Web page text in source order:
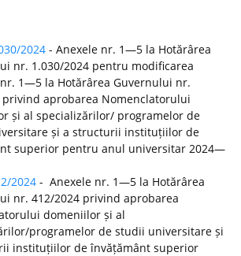
2024 - Anexele nr. 1—5 la Hotărârea
nr. 1.030/2024 pentru modificarea
1—5 la Hotărârea Guvernului nr.
privind aprobarea Nomenclatorului
și al specializărilor/ programelor de
și a structurii instituțiilor de
superior pentru anul universitar 2024—
2024 - Anexele nr. 1—5 la Hotărârea
nr. 412/2024 privind aprobarea
domeniilor și al
programelor de studii universitare și
instituțiilor de învățământ superior